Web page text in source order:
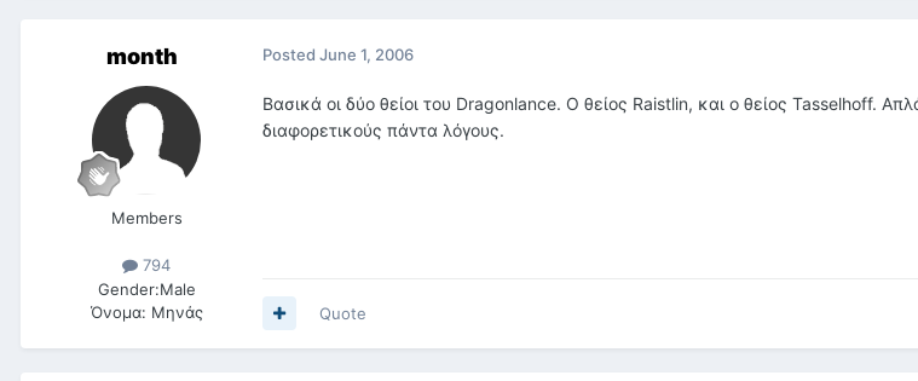
month
Members
794
Gender:Male
Όνομα: Μηνάς
Posted June 1, 2006
Βασικά οι δύο θείοι του Dragonlance. Ο θείος Raistlin, και ο θείος Tasselhoff.
διαφορετικούς πάντα λόγους.
Quote